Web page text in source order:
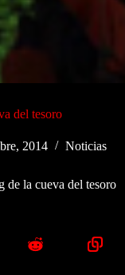
del tesoro
2014 Noticias
de la cueva del tesoro